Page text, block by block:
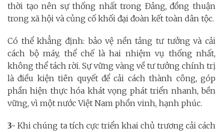
thời tạo nên sự thống nhất trong Đảng, đồng thuận
trong xã hội và củng cố khối đại đoàn kết toàn dân tộc.
Có thể khẳng định: bảo vệ nền tảng tư tưởng và cải
cách bộ máy, thể chế là hai nhiệm vụ thống nhất,
không thể tách rời. Sự vững vàng về tư tưởng chính trị
là điều kiện tiên quyết để cải cách thành công, góp
phần hiện thực hóa khát vọng phát triển nhanh, bền
vững, vì một nước Việt Nam phồn vinh, hạnh phúc.
3- Khi chúng ta tích cực triển khai chủ trương cải cách